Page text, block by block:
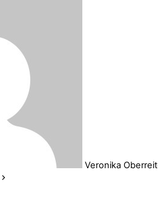
Veronika